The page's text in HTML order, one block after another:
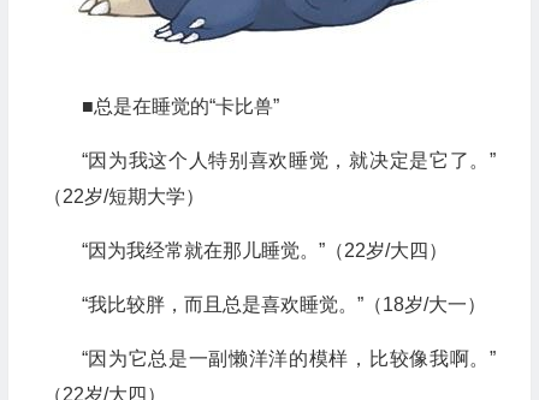
■总是在睡觉的“卡比兽”
“因为我这个人特别喜欢睡觉，就决定是它了。”
（22岁/短期大学）
“因为我经常就在那儿睡觉。”（22岁/大四）
“我比较胖，而且总是喜欢睡觉。”（18岁/大一）
“因为它总是一副懒洋洋的模样，比较像我啊。”
（22岁/大四）